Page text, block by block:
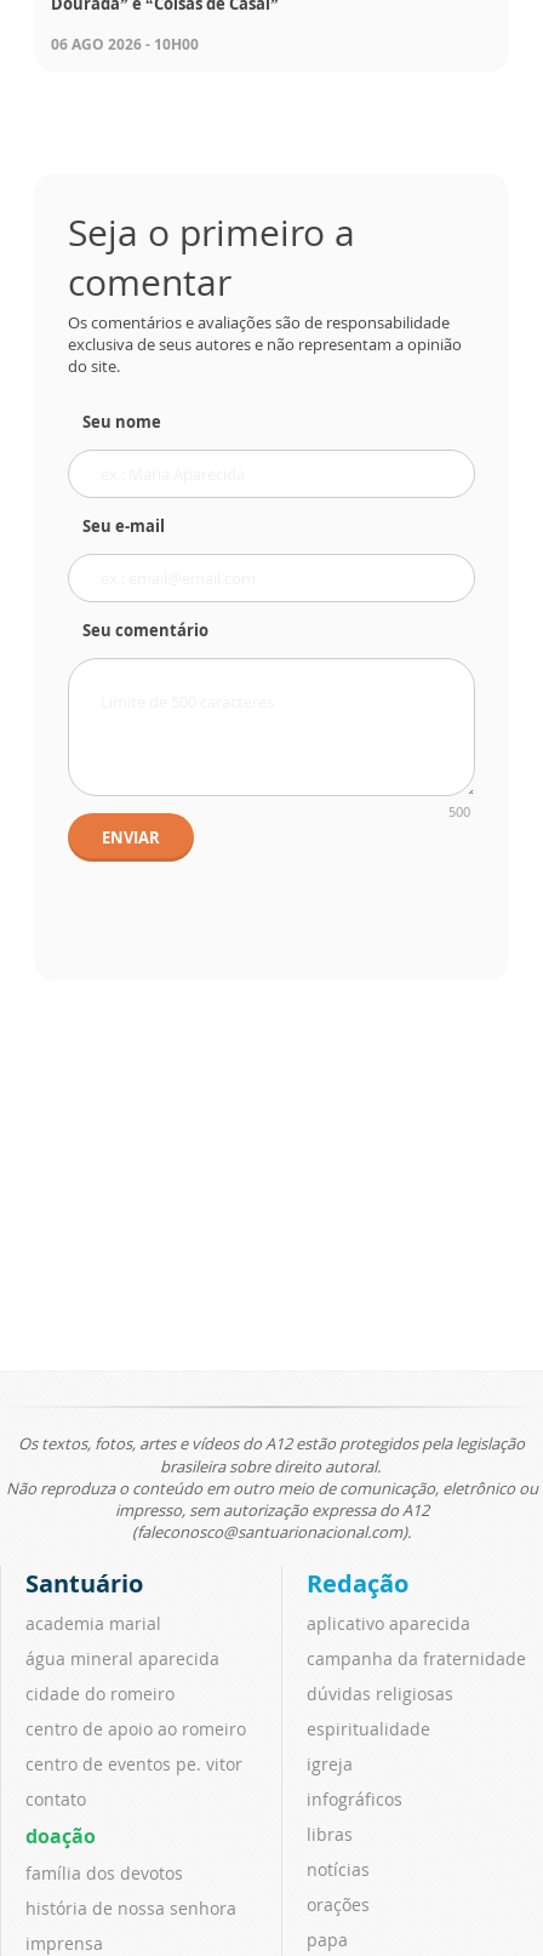
06 AGO 2026 - 10H00
Seja o primeiro a
comentar
Os comentários e avaliações são de responsabilidade
exclusiva de seus autores e não representam a opinião
do site.
Seu nome
Seu e-mail
Seu comentário
500
ENVIAR
Os textos, fotos, artes e vídeos do A12 estão protegidos pela legislação
brasileira sobre direito autoral.
Não reproduza o conteúdo em outro meio de comunicação, eletrônico ou
impresso, sem autorização expressa do A12
(faleconosco@santuarionacional.com).
Santuário
academia marial
água mineral aparecida
cidade do romeiro
centro de apoio ao romeiro
centro de eventos pe. vitor
contato
doação
família dos devotos
história de nossa senhora
imprensa
Redação
aplicativo aparecida
campanha da fraternidade
dúvidas religiosas
espiritualidade
igreja
infográficos
libras
notícias
orações
papa